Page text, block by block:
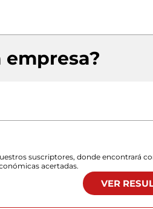
empresa?
suscriptores, donde encontrará
acertadas.
VER